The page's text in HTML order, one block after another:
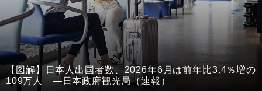
【図解】日本人出国者数、2026年6月は前年比3.4％増の
109万人 ―日本政府観光局（速報）